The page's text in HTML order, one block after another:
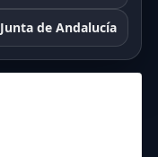
Junta de Andalucía